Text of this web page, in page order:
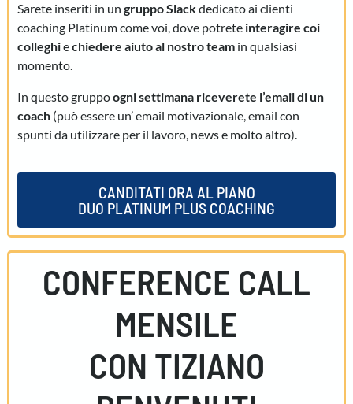
Sarete inseriti in un gruppo Slackdedicato ai clienti
coaching Platinum come voi, dove potreteinteragire coi
colleghiechiedere aiuto al nostro teamin qualsiasi
momento.
In questo gruppoogni settimana riceverete l’email di un
coach(può essere un’ email motivazionale, email con
spunti da utilizzare per il lavoro, news e molto altro).
CANDITATI ORA AL PIANO
DUO PLATINUM PLUS COACHING
CONFERENCE CALL
MENSILE
CON TIZIANO